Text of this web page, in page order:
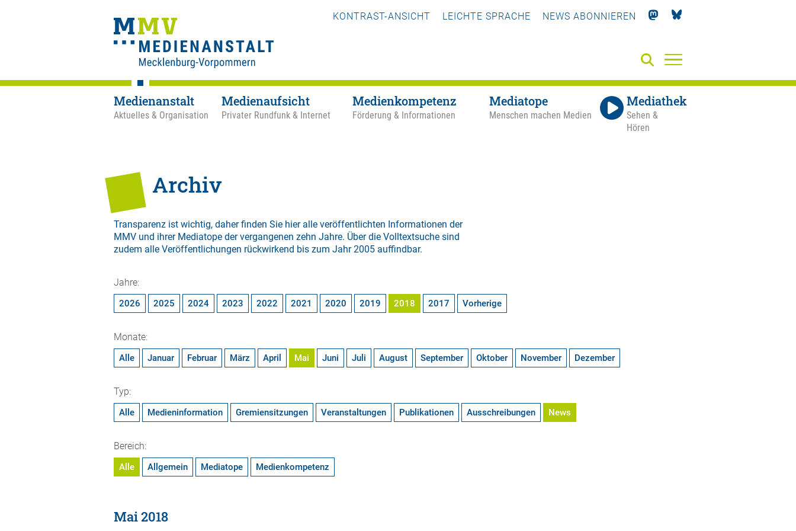
KONTRAST-ANSICHT LEICHTE SPRACHE NEWS ABONNIEREN
Medienanstalt
Aktuelles & Organisation
Medienaufsicht
Privater Rundfunk & Internet
Medienkompetenz
Förderung & Informationen
Mediatope
Menschen machen Medien
Mediathek
Sehen &
Hören
Archiv
Transparenz ist wichtig, daher finden Sie hier alle veröffentlichten Informationen der
MMV und ihrer Mediatope der vergangenen zehn Jahre. Über die Volltextsuche sind
zudem alle Veröffentlichungen rückwirkend bis zum Jahr 2005 auffindbar.
Jahre:
2026 2025 2024 2023 2022 2021 2020 2019 2018 2017 Vorherige
Monate:
Alle Januar Februar März April Mai Juni Juli August September Oktober November Dezember
Typ:
Alle Medieninformation Gremiensitzungen Veranstaltungen Publikationen Ausschreibungen News
Bereich:
Alle Allgemein Mediatope Medienkompetenz
Mai 2018